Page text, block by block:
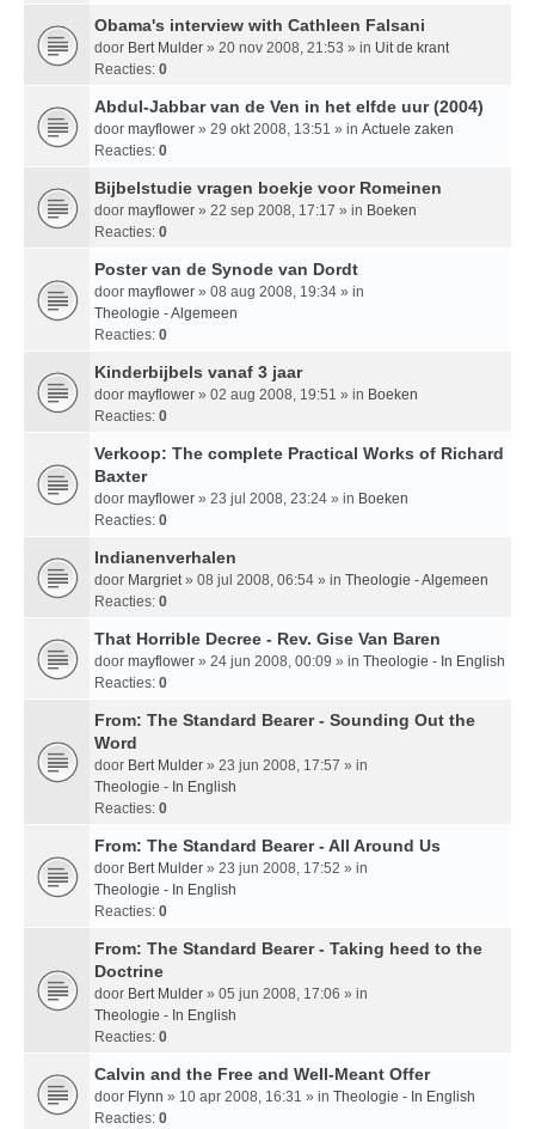
Obama's interview with Cathleen Falsani
door Bert Mulder » 20 nov 2008, 21:53 » in Uit de krant
Reacties: 0
Abdul-Jabbar van de Ven in het elfde uur (2004)
door mayflower » 29 okt 2008, 13:51 » in Actuele zaken
Reacties: 0
Bijbelstudie vragen boekje voor Romeinen
door mayflower » 22 sep 2008, 17:17 » in Boeken
Reacties: 0
Poster van de Synode van Dordt
door mayflower » 08 aug 2008, 19:34 » in
Theologie - Algemeen
Reacties: 0
Kinderbijbels vanaf 3 jaar
door mayflower » 02 aug 2008, 19:51 » in Boeken
Reacties: 0
Verkoop: The complete Practical Works of Richard
Baxter
door mayflower » 23 jul 2008, 23:24 » in Boeken
Reacties: 0
Indianenverhalen
door Margriet » 08 jul 2008, 06:54 » in Theologie - Algemeen
Reacties: 0
That Horrible Decree - Rev. Gise Van Baren
door mayflower » 24 jun 2008, 00:09 » in Theologie - In English
Reacties: 0
From: The Standard Bearer - Sounding Out the
Word
door Bert Mulder » 23 jun 2008, 17:57 » in
Theologie - In English
Reacties: 0
From: The Standard Bearer - All Around Us
door Bert Mulder » 23 jun 2008, 17:52 » in
Theologie - In English
Reacties: 0
From: The Standard Bearer - Taking heed to the
Doctrine
door Bert Mulder » 05 jun 2008, 17:06 » in
Theologie - In English
Reacties: 0
Calvin and the Free and Well-Meant Offer
door Flynn » 10 apr 2008, 16:31 » in Theologie - In English
Reacties: 0